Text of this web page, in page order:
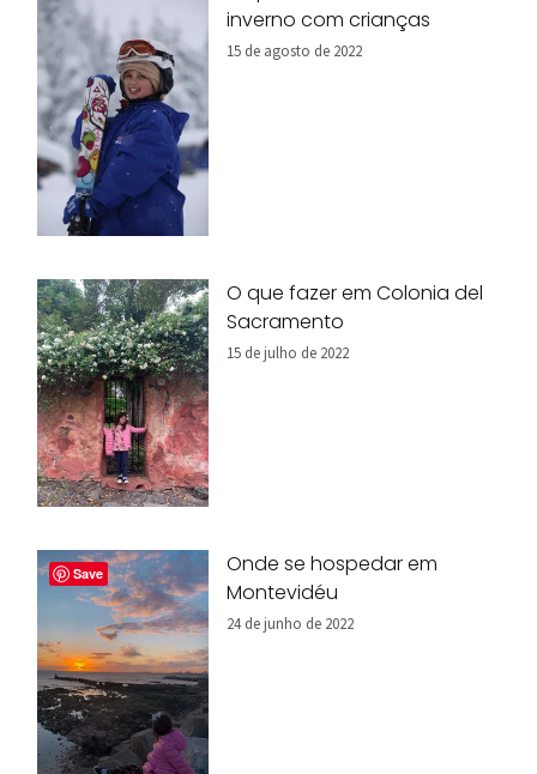
inverno com crianças
15 de agosto de 2022
O que fazer em Colonia del
Sacramento
15 de julho de 2022
Onde se hospedar em
Montevidéu
24 de junho de 2022
Save